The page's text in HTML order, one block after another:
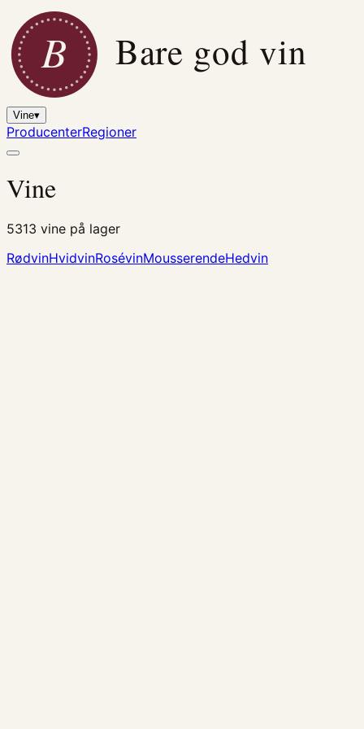
B Bare god vin
Vine▾
ProducenterRegioner
Vine
5313 vine på lager
RødvinHvidvinRosévinMousserendeHedvin